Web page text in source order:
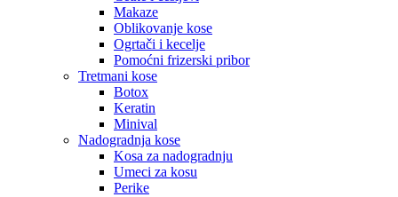
Makaze
Oblikovanje kose
Ogrtači i kecelje
Pomoćni frizerski pribor
Tretmani kose
Botox
Keratin
Minival
Nadogradnja kose
Kosa za nadogradnju
Umeci za kosu
Perike